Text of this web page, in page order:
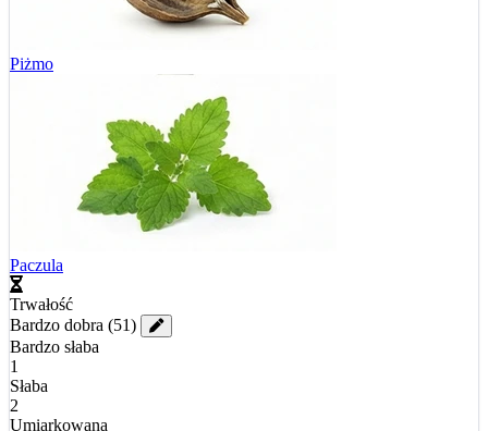
Piżmo
Paczula
Trwałość
Bardzo dobra (51)
Bardzo słaba
1
Słaba
2
Umiarkowana